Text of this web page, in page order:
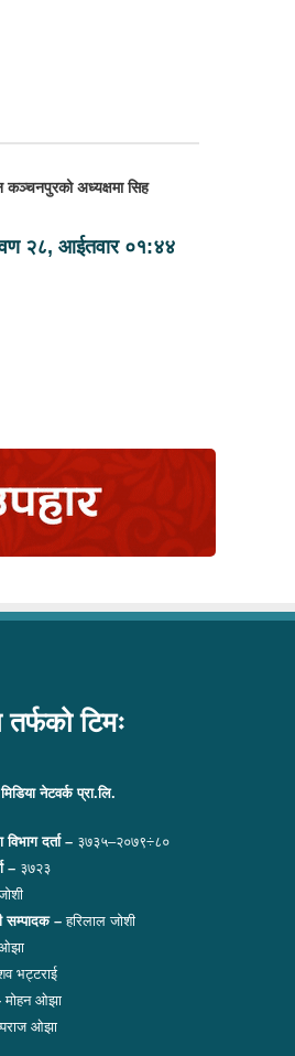
अध्यक्षमा सिह
२८, आईतवार ०१:४४
टिमः
नेटवर्क प्रा.लि.
दर्ता – ३७३५–२०७९÷८०
– ३७२३
सम्पादक –हरिलाल जोशी
भट्टराई
मोहन ओझा
ओझा